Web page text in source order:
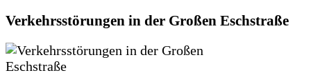
Verkehrsstörungen in der Großen Eschstraße